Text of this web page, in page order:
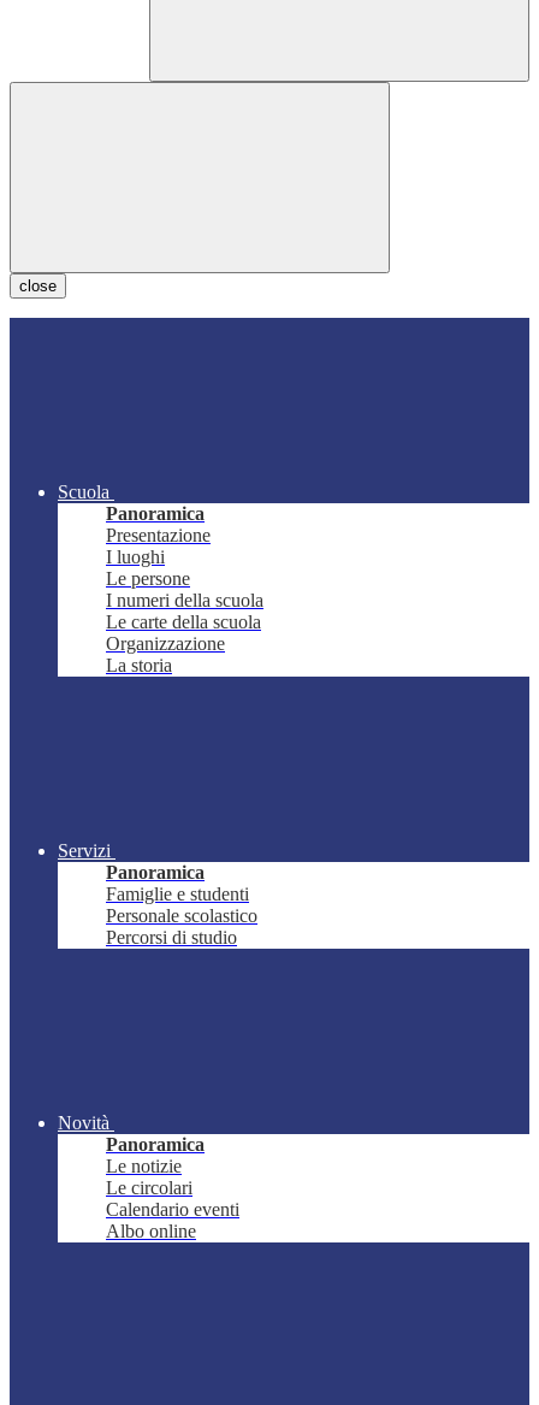
close
Scuola
Panoramica
Presentazione
I luoghi
Le persone
I numeri della scuola
Le carte della scuola
Organizzazione
La storia
Servizi
Panoramica
Famiglie e studenti
Personale scolastico
Percorsi di studio
Novità
Panoramica
Le notizie
Le circolari
Calendario eventi
Albo online